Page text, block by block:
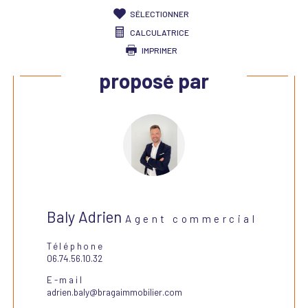
SÉLECTIONNER
CALCULATRICE
IMPRIMER
Ce bien vous est
proposé par
Baly Adrien Agent commercial
Téléphone
06.74.56.10.32
E-mail
adrien.baly@bragaimmobilier.com